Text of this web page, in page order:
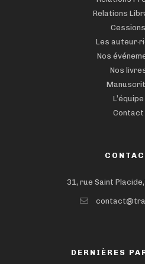
Relations
Cessions
Les
Nos
Nos
L’équipe
Contact
31, rue Saint
DERNIÈRES